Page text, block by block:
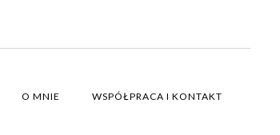
O MNIE WSPÓŁPRACA I KONTAKT